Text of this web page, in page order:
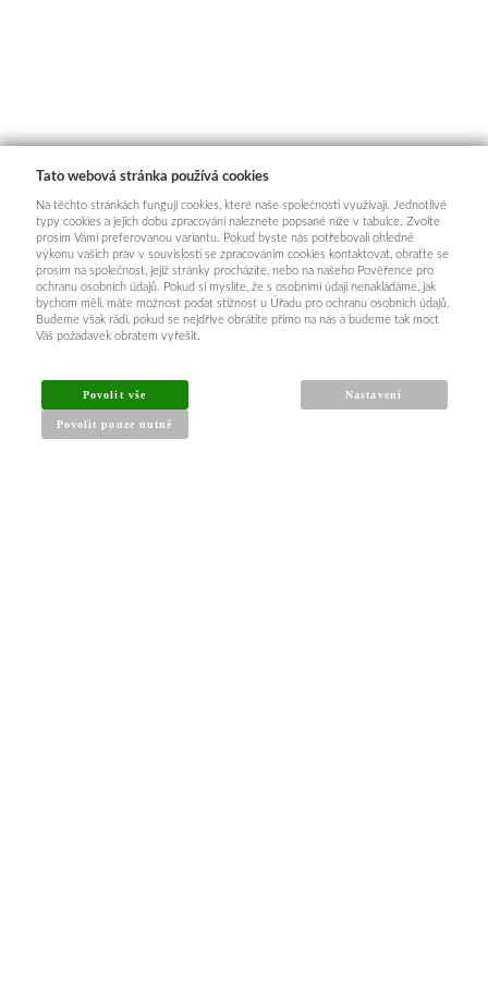
Tato webová stránka používá cookies
Na těchto stránkách fungují cookies, které naše společnosti využívají. Jednotlivé
typy cookies a jejich dobu zpracování naleznete popsané níže v tabulce. Zvolte
prosím Vámi preferovanou variantu. Pokud byste nás potřebovali ohledně
výkonu vašich práv v souvislosti se zpracováním cookies kontaktovat, obraťte se
prosím na společnost, jejíž stránky procházíte, nebo na našeho Pověřence pro
ochranu osobních údajů. Pokud si myslíte, že s osobními údaji nenakládáme, jak
bychom měli, máte možnost podat stížnost u Úřadu pro ochranu osobních údajů.
Budeme však rádi, pokud se nejdříve obrátíte přímo na nás a budeme tak moct
Váš požadavek obratem vyřešit.
Povolit vše
Povolit pouze nutné
Nastavení